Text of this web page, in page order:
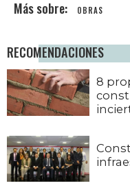
OBRAS
RECOMENDACIONES
8